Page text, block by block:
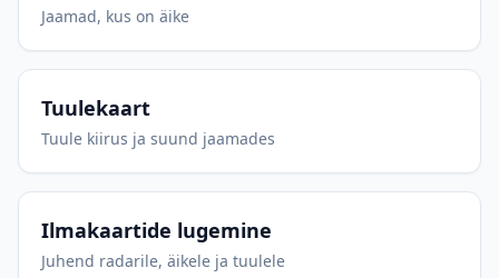
Jaamad, kus on äike
Tuulekaart
Tuule kiirus ja suund jaamades
Ilmakaartide lugemine
Juhend radarile, äikele ja tuulele